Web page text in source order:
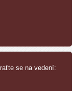
se na vedení: